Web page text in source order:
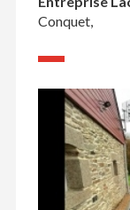
Conquet,